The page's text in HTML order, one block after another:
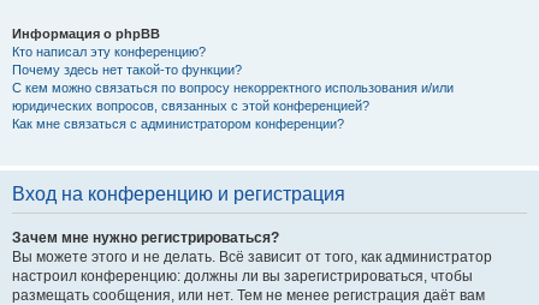
Информация о phpBB
Кто написал эту конференцию?
Почему здесь нет такой-то функции?
С кем можно связаться по вопросу некорректного использования и/или
юридических вопросов, связанных с этой конференцией?
Как мне связаться с администратором конференции?
Вход на конференцию и регистрация
Зачем мне нужно регистрироваться?
Вы можете этого и не делать. Всё зависит от того, как администратор
настроил конференцию: должны ли вы зарегистрироваться, чтобы
размещать сообщения, или нет. Тем не менее регистрация даёт вам